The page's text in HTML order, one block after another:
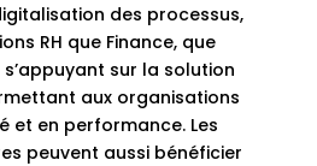
des processus,
RH que Finance, que
sur la solution
aux organisations
et en performance. Les
peuvent aussi bénéficier